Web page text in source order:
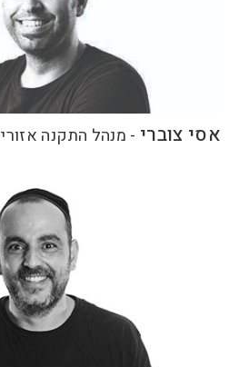
אסי צוברי - מנהל התקנה אזורי